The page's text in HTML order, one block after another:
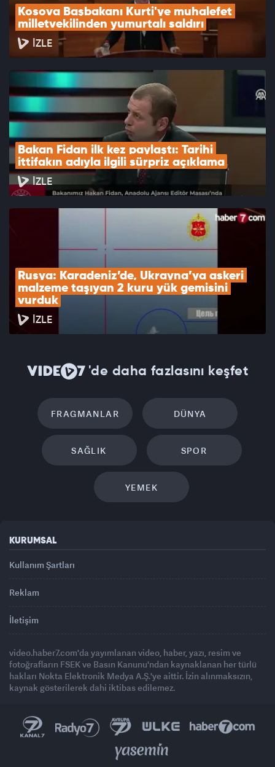
Kosova Başbakanı Kurti'ye muhalefet
milletvekilinden yumurtalı saldırı
İZLE
Bakan Fidan ilk kez paylaştı: Tarihi
ittifakın adıyla ilgili sürpriz açıklama
İZLE
Rusya: Karadeniz’de, Ukrayna’ya askeri
malzeme taşıyan 2 kuru yük gemisini
vurduk
İZLE
'de daha fazlasını keşfet
FRAGMANLAR DÜNYA
SAĞLIK SPOR
YEMEK
KURUMSAL
Kullanım Şartları
Reklam
İletişim
video.haber7.com'da yayımlanan video, haber, yazı, resim ve
fotoğrafların FSEK ve Basın Kanunu'ndan kaynaklanan her türlü
hakları Nokta Elektronik Medya A.Ş.'ye aittir. İzin alınmaksızın,
kaynak gösterilerek dahi iktibas edilemez.